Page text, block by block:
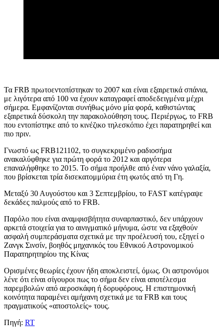
Τα FRB πρωτοεντοπίστηκαν το 2007 και είναι εξαιρετικά σπάνια,
με λιγότερα από 100 να έχουν καταγραφεί αποδεδειγμένα μέχρι
σήμερα. Εμφανίζονται συνήθως μόνο μία φορά, καθιστώντας
εξαιρετικά δύσκολη την παρακολούθηση τους. Περιέργως, το FRB
που εντοπίστηκε από το κινέζικο τηλεσκόπιο έχει παρατηρηθεί και
πιο πριν.
Γνωστό ως FRB121102, το συγκεκριμένο ραδιοσήμα
ανακαλύφθηκε για πρώτη φορά το 2012 και αργότερα
επαναλήφθηκε το 2015. Το σήμα προήλθε από έναν νάνο γαλαξία,
που βρίσκεται τρία δισεκατομμύρια έτη φωτός από τη Γη.
Μεταξύ 30 Αυγούστου και 3 Σεπτεμβρίου, το FAST κατέγραψε
δεκάδες παλμούς από το FRB.
Παρόλο που είναι αναμφισβήτητα συναρπαστικό, δεν υπάρχουν
αρκετά στοιχεία για το αινιγματικό μήνυμα, ώστε να εξαχθούν
ασφαλή συμπεράσματα σχετικά με την προέλευσή του, εξηγεί ο
Ζανγκ Σινσίν, βοηθός μηχανικός του Εθνικού Αστρονομικού
Παρατηρητηρίου της Κίνας
Ορισμένες θεωρίες έχουν ήδη αποκλειστεί, όμως. Οι αστρονόμοι
λένε ότι είναι σίγουροι πως το σήμα δεν είναι αποτέλεσμα
παρεμβολών από αεροσκάφη ή δορυφόρους. Η επιστημονική
κοινότητα παραμένει αμήχανη σχετικά με τα FRB και τους
πραγματικούς «αποστολείς» τους.
Πηγή: RT